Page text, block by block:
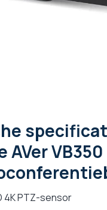
AVer VB350
4K PTZ-sensor